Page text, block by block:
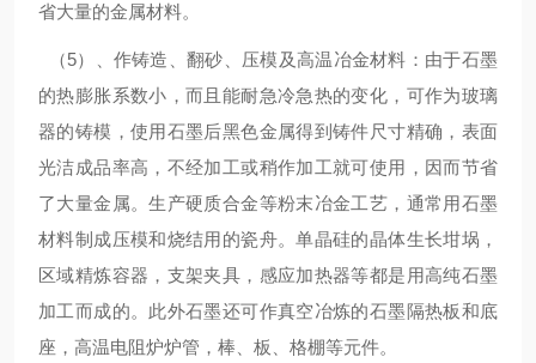
省大量的金属材料。
（5）、作铸造、翻砂、压模及高温冶金材料：由于石墨
的热膨胀系数小，而且能耐急冷急热的变化，可作为玻璃
器的铸模，使用石墨后黑色金属得到铸件尺寸精确，表面
光洁成品率高，不经加工或稍作加工就可使用，因而节省
了大量金属。生产硬质合金等粉末冶金工艺，通常用石墨
材料制成压模和烧结用的瓷舟。单晶硅的晶体生长坩埚，
区域精炼容器，支架夹具，感应加热器等都是用高纯石墨
加工而成的。此外石墨还可作真空冶炼的石墨隔热板和底
座，高温电阻炉炉管，棒、板、格棚等元件。